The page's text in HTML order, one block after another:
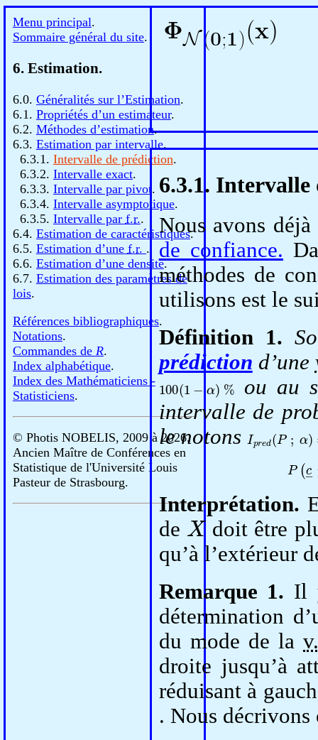
Menu principal.
Sommaire général du site.
6. Estimation.
6.0. Généralités sur l’Estimation.
6.1. Propriétés d’un estimateur.
6.2. Méthodes d’estimation.
6.3. Estimation par intervalle.
6.3.1. Intervalle de prédiction.
6.3.2. Intervalle exact.
6.3.3. Intervalle par pivot .
6.3.4. Intervalle asymptotique.
6.3.5. Intervalle par f.r..
6.4. Estimation de caractéristiques.
6.5. Estimation d’une f.r. .
6.6. Estimation d’une densité.
6.7. Estimation des paramètres de
lois.
Références bibliographiques.
Notations.
Commandes de R.
Index alphabétique.
Index des Mathématiciens -
Statisticiens.
© Photis NOBELIS, 2009 à2026.
Ancien Maître de Conférences en
Statistique de l'Université Louis
Pasteur de Strasbourg.
6.3.1.
Nous avons
de confiance.
méthodes de
utilisons est le
Définition 1.
prédiction d’une
100 (1 %
ou au
intervalle de
le notons Ip d(P
[c ; c
Interprétation.
de X doit être
qu’à l’extérieur
Remarque 1. Il
détermination
du mode de la
droite jusqu’à
réduisant à
. Nous décrivons